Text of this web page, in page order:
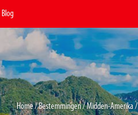
Blog
Home/Bestemmingen/Midden-Amerika/